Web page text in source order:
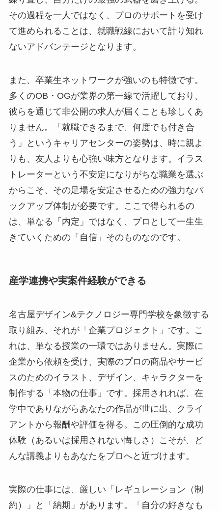
その過程を一人ではなく、プロのサポートを受け
て進められることは、就職戦線において計り知れ
ないアドバンテージとなります。
また、卒業生ネットワークが強いのも特徴です。
多くのOB・OGが業界の第一線で活躍しており、
彼らを通じて非公開の求人が届くことも珍しくあ
りません。「就職できるまで、何度でも付き合
う」というキャリアセンターの姿勢は、時に親よ
りも、友人よりも心強い味方となります。イラス
トレーターという不安定になりがちな職業を選ぶ
からこそ、その足場を安定させるための強力なバ
ックアップ体制が必要です。ここで得られるの
は、単なる「内定」ではなく、プロとして一生生
きていくための「自信」そのものなのです。
産学連携や実案件経験ができる
名古屋デザイン&テクノロジー専門学校を象徴する
取り組み、それが「企業プロジェクト」です。こ
れは、単なる授業の一環ではありません。実際に
企業から依頼を受け、実際のプロの商品やサービ
スのためのイラスト、デザイン、キャラクターを
制作する「本物の仕事」です。採用されれば、在
学中でありながらあなたの作品が世に出、クライ
アントから報酬や評価を得る。この圧倒的な成功
体験（あるいは採用されない悔しさ）こそが、ど
んな講義よりもあなたをプロへと近づけます。
実際の仕事には、厳しい「レギュレーション（制
約）」と「納期」があります。「自分の好きなも